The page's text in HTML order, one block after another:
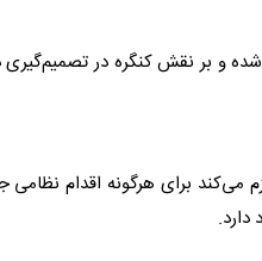
و بر نقش کنگره در تصمیم‌گیری
برای هرگونه اقدام نظامی
دارد.